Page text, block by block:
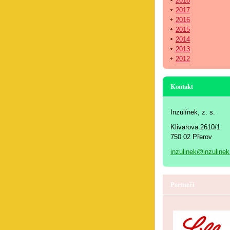
2017
2016
2015
2014
2013
2012
Kontakt
Inzulínek, z. s.
Klivarova 2610/1
750 02 Přerov
Partneři